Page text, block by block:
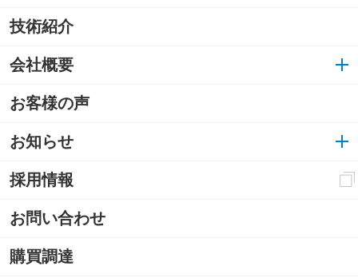
技術紹介
会社概要
お客様の声
お知らせ
採用情報
お問い合わせ
購買調達